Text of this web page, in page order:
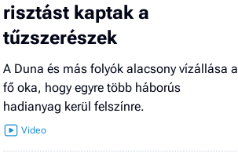
risztást kaptak a
tűzszerészek
A Duna és más folyók alacsony vízállása a
fő oka, hogy egyre több háborús
hadianyag kerül felszínre.